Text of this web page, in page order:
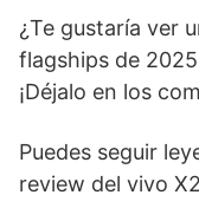
¿Te gustaría ver
flagships de
¡Déjalo en los
Puedes seguir
review del vivo